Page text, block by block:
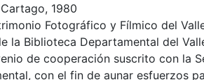
1980
Fotográfico y Fílmico del
la Biblioteca Departamental del
de cooperación suscrito con la
con el fin de aunar esfuerzos